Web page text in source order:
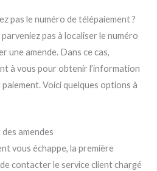
pas le numéro de télépaiement ?
pas à localiser le numéro
une amende. Dans ce cas,
à vous pour obtenir l’information
Voici quelques options à
amendes
vous échappe, la première
contacter le service client chargé